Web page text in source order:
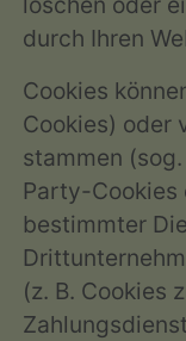
durch Ihren
Cookies
Cookies) oder
stammen
Party-Cookies
bestimmter
(z. B. Cookies